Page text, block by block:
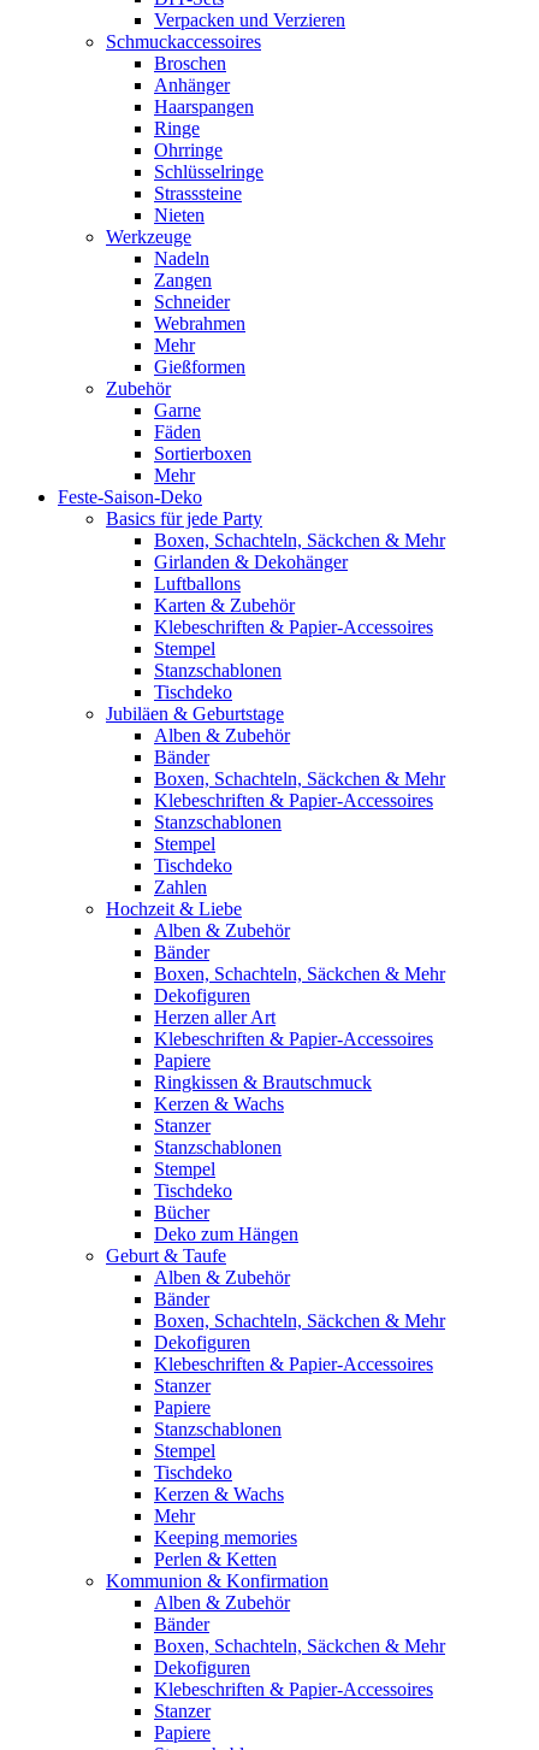
Verpacken und Verzieren
Schmuckaccessoires
Broschen
Anhänger
Haarspangen
Ringe
Ohrringe
Schlüsselringe
Strasssteine
Nieten
Werkzeuge
Nadeln
Zangen
Schneider
Webrahmen
Mehr
Gießformen
Zubehör
Garne
Fäden
Sortierboxen
Mehr
Feste-Saison-Deko
Basics für jede Party
Boxen, Schachteln, Säckchen & Mehr
Girlanden & Dekohänger
Luftballons
Karten & Zubehör
Klebeschriften & Papier-Accessoires
Stempel
Stanzschablonen
Tischdeko
Jubiläen & Geburtstage
Alben & Zubehör
Bänder
Boxen, Schachteln, Säckchen & Mehr
Klebeschriften & Papier-Accessoires
Stanzschablonen
Stempel
Tischdeko
Zahlen
Hochzeit & Liebe
Alben & Zubehör
Bänder
Boxen, Schachteln, Säckchen & Mehr
Dekofiguren
Herzen aller Art
Klebeschriften & Papier-Accessoires
Papiere
Ringkissen & Brautschmuck
Kerzen & Wachs
Stanzer
Stanzschablonen
Stempel
Tischdeko
Bücher
Deko zum Hängen
Geburt & Taufe
Alben & Zubehör
Bänder
Boxen, Schachteln, Säckchen & Mehr
Dekofiguren
Klebeschriften & Papier-Accessoires
Stanzer
Papiere
Stanzschablonen
Stempel
Tischdeko
Kerzen & Wachs
Mehr
Keeping memories
Perlen & Ketten
Kommunion & Konfirmation
Alben & Zubehör
Bänder
Boxen, Schachteln, Säckchen & Mehr
Dekofiguren
Klebeschriften & Papier-Accessoires
Stanzer
Papiere